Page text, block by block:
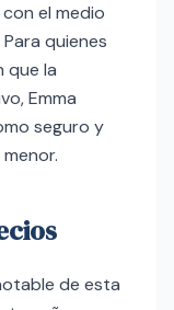
el medio
quienes
que la
Emma
seguro y
de esta